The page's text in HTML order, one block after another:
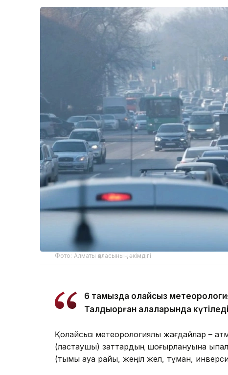
Фото: Алматы қаласының әкімдігі
6 тамызда қолайсыз
Талдықорған қалаларында
Қолайсыз метеорологиялық жағдайлар –
(ластаушы) заттардың шоғырлануына ықпал
(тымық ауа райы, жеңіл жел, тұман,